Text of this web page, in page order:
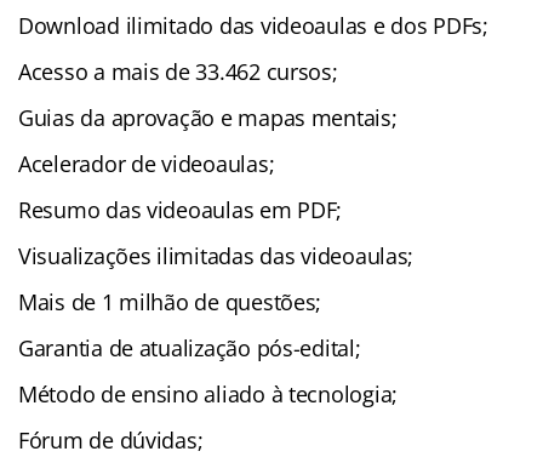
Download ilimitado das videoaulas e dos PDFs;
Acesso a mais de 33.462 cursos;
Guias da aprovação e mapas mentais;
Acelerador de videoaulas;
Resumo das videoaulas em PDF;
Visualizações ilimitadas das videoaulas;
Mais de 1 milhão de questões;
Garantia de atualização pós-edital;
Método de ensino aliado à tecnologia;
Fórum de dúvidas;